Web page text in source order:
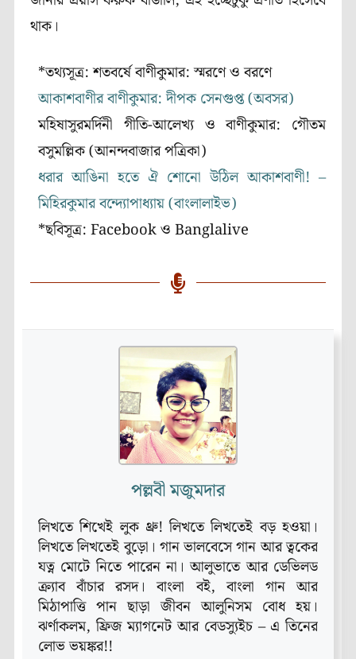
থাক।
*তথ্যসূত্র: শতবর্ষে বাণীকুমার: স্মরণে ও বরণে
আকাশবাণীর বাণীকুমার: দীপক সেনগুপ্ত (অবসর)
মহিষাসুরমর্দিনী গীতি-আলেখ্য ও বাণীকুমার: গৌতম
বসুমল্লিক (আনন্দবাজার পত্রিকা)
ধরার আঙিনা হতে ঐ শোনো উঠিল আকাশবাণী! –
মিহিরকুমার বন্দ্যোপাধ্যায় (বাংলালাইভ)
*ছবিসূত্র: Facebook ও Banglalive
পল্লবী মজুমদার
লিখতে শিখেই লুক থ্রু! লিখতে লিখতেই বড় হওয়া।
লিখতে লিখতেই বুড়ো। গান ভালবেসে গান আর ত্বকের
যত্ন মোটে নিতে পারেন না। আলুভাতে আর ডেভিলড
ক্র্যাব বাঁচার রসদ। বাংলা বই, বাংলা গান আর
মিঠাপাত্তি পান ছাড়া জীবন আলুনিসম বোধ হয়।
ঝর্ণাকলম, ফ্রিজ ম্যাগনেট আর বেডস্যুইচ – এ তিনের
লোভ ভয়ঙ্কর!!